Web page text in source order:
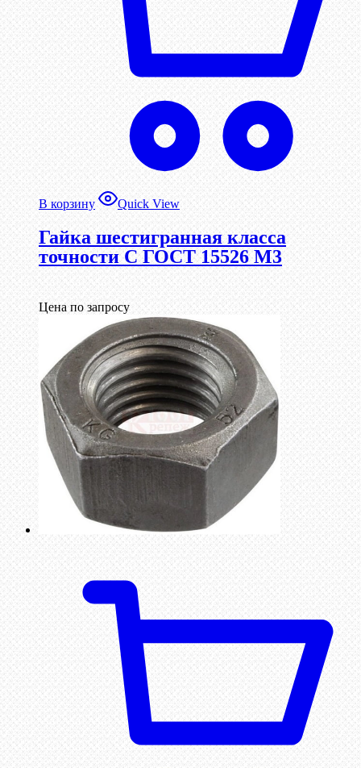
В корзину Quick View
Гайка шестигранная класса
точности С ГОСТ 15526 М3
Цена по запросу